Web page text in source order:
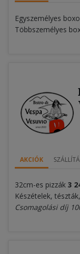
Egyszemélyes
Többszemélyes
AKCIÓK
32cm-es pizzák 3
Készételek,
Csomagolási díj